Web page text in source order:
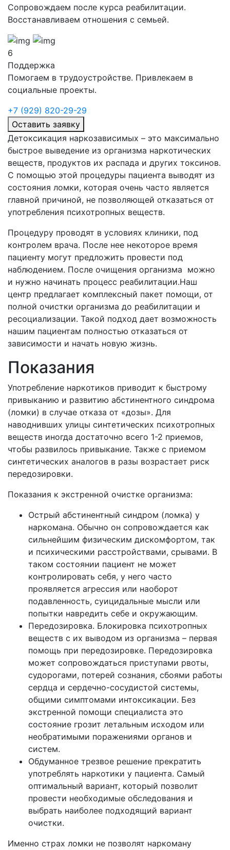
Сопровождаем после курса реабилитации.
Восстанавливаем отношения с семьей.
6
Поддержка
Помогаем в трудоустройстве. Привлекаем в
социальные проекты.
+7 (929) 820-29-29
Оставить заявку
Детоксикация наркозависимых – это максимально
быстрое выведение из организма наркотических
веществ, продуктов их распада и других токсинов.
С помощью этой процедуры пациента выводят из
состояния ломки, которая очень часто является
главной причиной, не позволяющей отказаться от
употребления психотропных веществ.
Процедуру проводят в условиях клиники, под
контролем врача. После нее некоторое время
пациенту могут предложить провести под
наблюдением. После очищения организма можно
и нужно начинать процесс реабилитации.Наш
центр предлагает комплексный пакет помощи, от
полной очистки организма до реабилитации и
ресоциализации. Такой подход дает возможность
нашим пациентам полностью отказаться от
зависимости и начать новую жизнь.
Показания
Употребление наркотиков приводит к быстрому
привыканию и развитию абстинентного синдрома
(ломки) в случае отказа от «дозы». Для
наводнивших улицы синтетических психотропных
веществ иногда достаточно всего 1-2 приемов,
чтобы развилось привыкание. Также с приемом
синтетических аналогов в разы возрастает риск
передозировки.
Показания к экстренной очистке организма:
Острый абстинентный синдром (ломка) у
наркомана. Обычно он сопровождается как
сильнейшим физическим дискомфортом, так
и психическими расстройствами, срывами. В
таком состоянии пациент не может
контролировать себя, у него часто
проявляется агрессия или наоборот
подавленность, суицидальные мысли или
попытки навредить себе и окружающим.
Передозировка. Блокировка психотропных
веществ с их выводом из организма – первая
помощь при передозировке. Передозировка
может сопровождаться приступами рвоты,
судорогами, потерей сознания, сбоями работы
сердца и сердечно-сосудистой системы,
общими симптомами интоксикации. Без
экстренной помощи специалиста это
состояние грозит летальным исходом или
необратимыми поражениями органов и
систем.
Обдуманное трезвое решение прекратить
употреблять наркотики у пациента. Самый
оптимальный вариант, который позволит
провести необходимые обследования и
выбрать наиболее подходящий вариант
очистки.
Именно страх ломки не позволят наркоману